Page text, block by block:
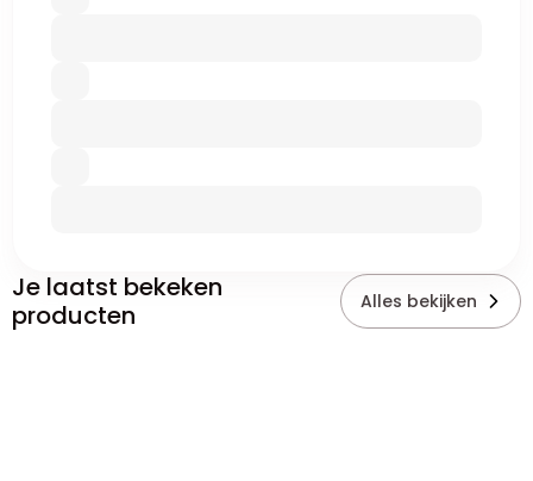
Je laatst bekeken
producten
Alles bekijken